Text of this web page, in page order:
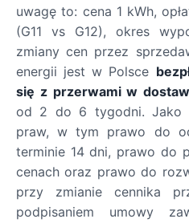
uwagę to: cena 1 kWh,
(G11 vs G12), okres
zmiany cen przez
energii jest w Polsce
się z przerwami w
od 2 do 6 tygodni. Jako
praw, w tym prawo do
terminie 14 dni, prawo do
cenach oraz prawo do
przy zmianie cennika
podpisaniem umowy